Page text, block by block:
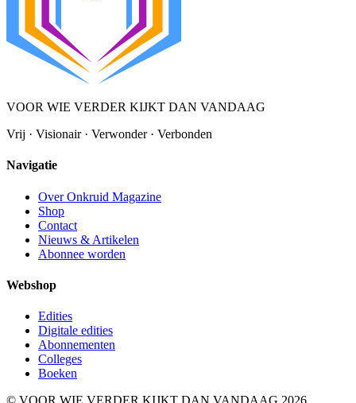
VOOR WIE VERDER KIJKT DAN VANDAAG
Vrij · Visionair · Verwonder · Verbonden
Navigatie
Over Onkruid Magazine
Shop
Contact
Nieuws & Artikelen
Abonnee worden
Webshop
Edities
Digitale edities
Abonnementen
Colleges
Boeken